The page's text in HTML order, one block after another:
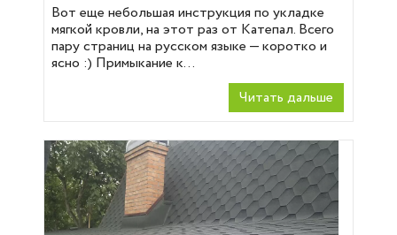
Вот еще небольшая инструкция по укладке
мягкой кровли, на этот раз от Катепал. Всего
пару страниц на русском языке — коротко и
ясно :) Примыкание к...
Читать дальше